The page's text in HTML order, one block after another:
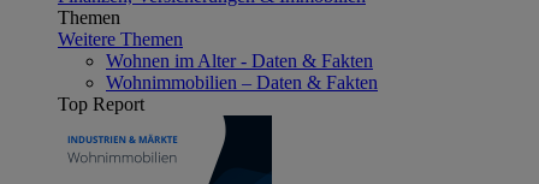
Themen
Weitere Themen
Wohnen im Alter - Daten & Fakten
Wohnimmobilien – Daten & Fakten
Top Report